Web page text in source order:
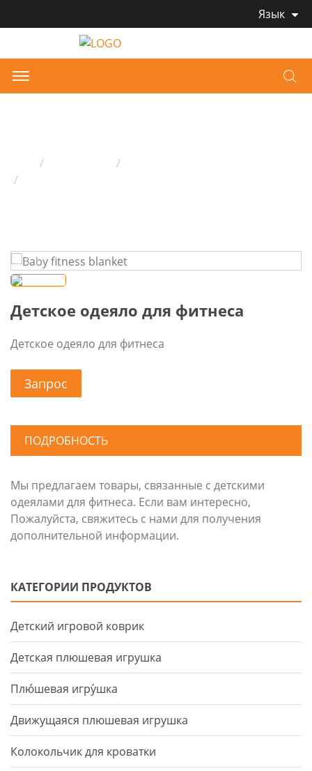
Язык
Детское одеяло для фитнеса
Детское одеяло для фитнеса
Запрос
ПОДРОБНОСТЬ
Мы предлагаем товары, связанные с детскими
одеялами для фитнеса. Если вам интересно,
Пожалуйста, свяжитесь с нами для получения
дополнительной информации.
КАТЕГОРИИ ПРОДУКТОВ
Детский игровой коврик
Детская плюшевая игрушка
Плю́шевая игру́шка
Движущаяся плюшевая игрушка
Колокольчик для кроватки